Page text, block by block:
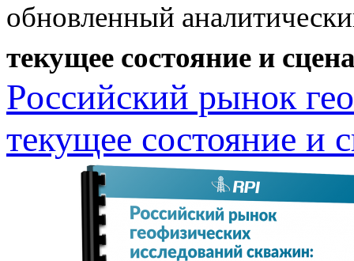
обновленный
текущее состояние и
Российский рынок
текущее состояние и